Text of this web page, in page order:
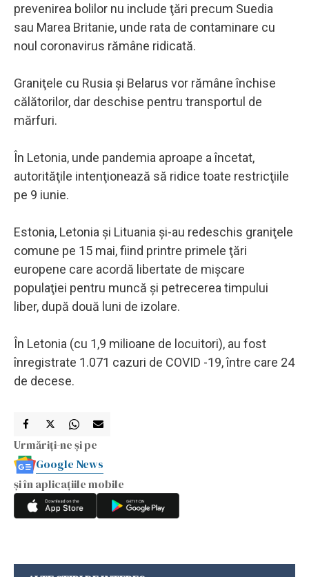
prevenirea bolilor nu include ţări precum Suedia
sau Marea Britanie, unde rata de contaminare cu
noul coronavirus rămâne ridicată.
Graniţele cu Rusia şi Belarus vor rămâne închise
călătorilor, dar deschise pentru transportul de
mărfuri.
În Letonia, unde pandemia aproape a încetat,
autorităţile intenţionează să ridice toate restricţiile
pe 9 iunie.
Estonia, Letonia şi Lituania şi-au redeschis graniţele
comune pe 15 mai, fiind printre primele ţări
europene care acordă libertate de mişcare
populaţiei pentru muncă şi petrecerea timpului
liber, după două luni de izolare.
În Letonia (cu 1,9 milioane de locuitori), au fost
înregistrate 1.071 cazuri de COVID -19, între care 24
de decese.
Urmăriți-ne și pe
Google News
și în aplicațiile mobile